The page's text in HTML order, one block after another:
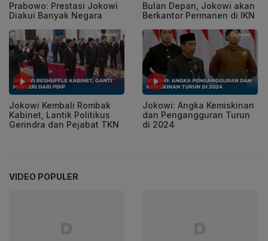
Prabowo: Prestasi Jokowi
Diakui Banyak Negara
Bulan Depan, Jokowi akan
Berkantor Permanen di IKN
Jokowi Kembali Rombak
Kabinet, Lantik Politikus
Gerindra dan Pejabat TKN
Jokowi: Angka Kemiskinan
dan Pengangguran Turun
di 2024
VIDEO POPULER